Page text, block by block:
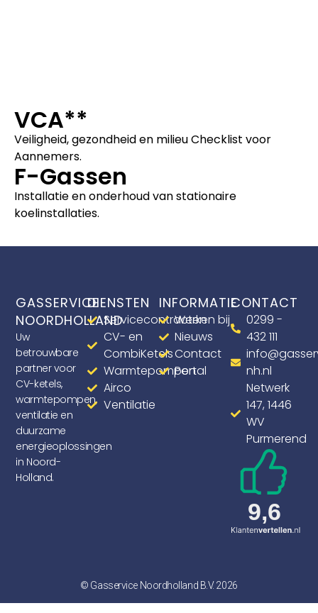
VCA**
Veiligheid, gezondheid en milieu Checklist voor
Aannemers.
F-Gassen
Installatie en onderhoud van stationaire
koelinstallaties.
GASSERVICE
NOORDHOLLAND
Uw
betrouwbare
partner voor
CV-ketels,
warmtepompen,
ventilatie en
duurzame
energieoplossingen
in Noord-
Holland.
DIENSTEN
Servicecontracten
CV- en
CombiKetels
Warmtepompen
Airco
Ventilatie
INFORMATIE
Werken bij
Nieuws
Contact
Portal
CONTACT
0299 -
432 111
nh.nl
Netwerk
147, 1446
WV
Purmerend
© Gasservice Noordholland B.V. 2026